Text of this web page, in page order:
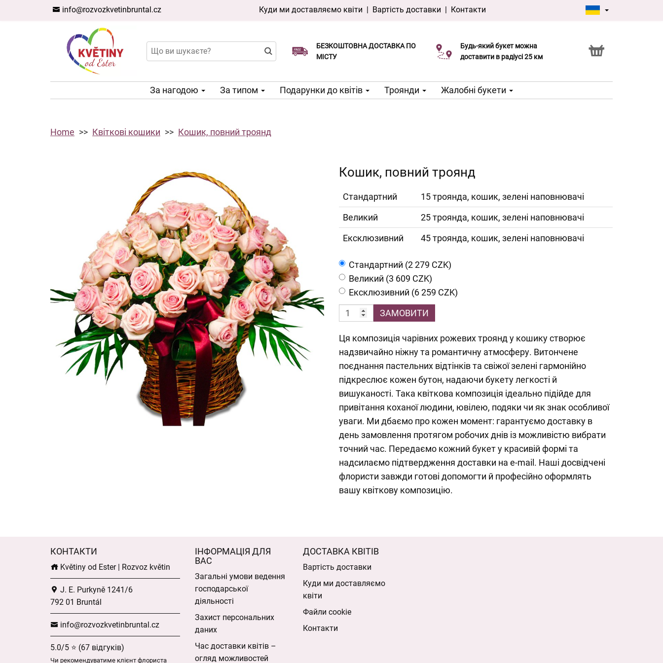
info@rozvozkvetinbruntal.cz Куди ми доставляємо квіти | Вартість доставки | Контакти
БЕЗКОШТОВНА ДОСТАВКА ПО
МІСТУ
Доставка в той же день доступна
Виберіть дату доставки
Будь-який букет можна
доставити в радіусі 25 км
Послуга Click & Collect
За нагодою За типом Подарунки до квітів Троянди Жалобні букети
Home Квіткові кошики Кошик, повний троянд
Кошик, повний троянд
Cтандартний
15 троянда, кошик, зелені наповнювачі
Великий
25 троянда, кошик, зелені наповнювачі
Ексклюзивний
45 троянда, кошик, зелені наповнювачі
Cтандартний (2 279 CZK)
Великий (3 609 CZK)
Ексклюзивний (6 259 CZK)
ЗАМОВИТИ
Ця композиція чарівних рожевих троянд у кошику створює
надзвичайно ніжну та романтичну атмосферу. Витончене
поєднання пастельних відтінків та свіжої зелені гармонійно
підкреслює кожен бутон, надаючи букету легкості й
вишуканості. Така квіткова композиція ідеально підійде для
привітання коханої людини, ювілею, подяки чи як знак особливої
уваги. Ми дбаємо про кожен момент: гарантуємо доставку в
день замовлення протягом робочих днів із можливістю вибрати
точний час. Передаємо кожний букет у красивій формі та
надсилаємо підтвердження доставки на e-mail. Наші досвідчені
флористи завжди готові допомогти й професійно оформлять
вашу квіткову композицію.
КОНТАКТИ
Květiny od Ester | Rozvoz květin
J. E. Purkyně 1241/6
792 01 Bruntál
info@rozvozkvetinbruntal.cz
5.0/5 ⭐ (67 відгуків)
Чи рекомендуватиме клієнт флориста
ІНФОРМАЦІЯ ДЛЯ
ВАС
Загальні умови ведення
господарської
діяльності
Захист персональних
даних
Час доставки квітів –
огляд можливостей
ДОСТАВКА КВІТІВ
Вартість доставки
Куди ми доставляємо
квіти
Файли cookie
Контакти